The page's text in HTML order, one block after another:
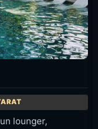
lounger,